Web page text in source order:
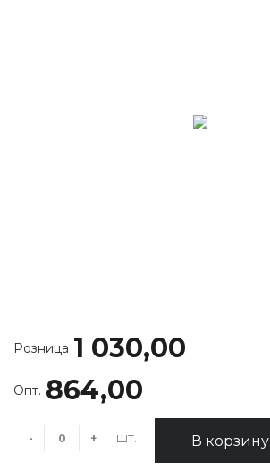
Розница 1 030,00
Опт. 864,00
- + шт. В корзину